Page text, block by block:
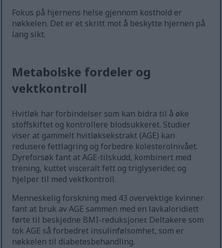
Fokus på hjernens helse gjennom kosthold er
nøkkelen. Det er et skritt mot å beskytte hjernen på
lang sikt.
Metabolske fordeler og
vektkontroll
Hvitløk har forbindelser som kan bidra til å øke
stoffskiftet og kontrollere blodsukkeret. Studier
viser at gammelt hvitløksekstrakt (AGE) kan
redusere fettlagring og forbedre kolesterolnivået.
Dyreforsøk fant at AGE-tilskudd, kombinert med
trening, kuttet visceralt fett og triglyserider, og
hjelper til med vektkontroll.
Menneskelig forskning med 43 overvektige kvinner
fant at bruk av AGE sammen med en lavkaloridiett
førte til beskjedne BMI-reduksjoner. Deltakere som
tok AGE så forbedret insulinfølsomhet, som er
nøkkelen til diabetesbehandling.